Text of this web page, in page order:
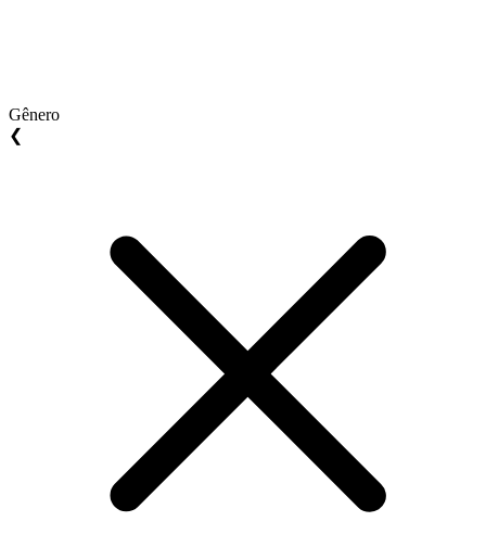
Gênero
❮